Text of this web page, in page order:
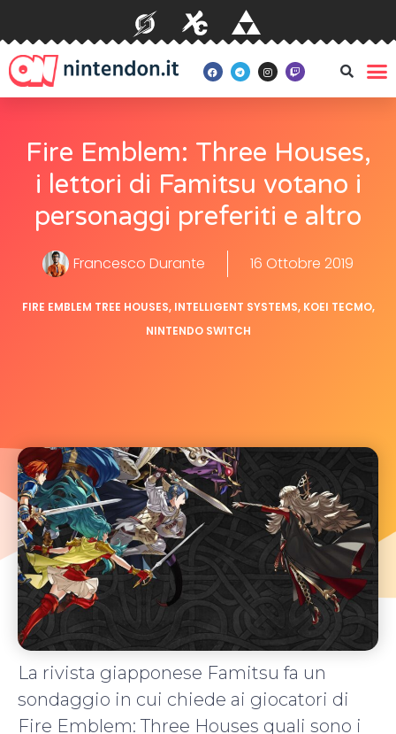
Fire Emblem: Three Houses,
i lettori di Famitsu votano i
personaggi preferiti e altro
Francesco Durante 16 Ottobre 2019
FIRE EMBLEM TREE HOUSES, INTELLIGENT SYSTEMS, KOEI TECMO,
NINTENDO SWITCH
La rivista giapponese Famitsu fa un
sondaggio in cui chiede ai giocatori di
Fire Emblem: Three Houses quali sono i